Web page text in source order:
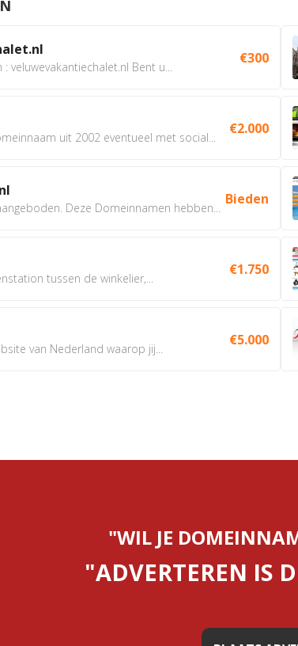
veluwevakantiechalet.nl Bent u...
€300
uit 2002 eventueel met social...
€2.000
Deze Domeinnamen hebben...
Bieden
tussen de winkelier,...
€1.750
van Nederland waarop jij...
€5.000
"WIL JE
"ADVERTEREN IS